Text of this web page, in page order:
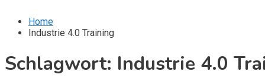
Home
Industrie 4.0 Training
Schlagwort: Industrie 4.0